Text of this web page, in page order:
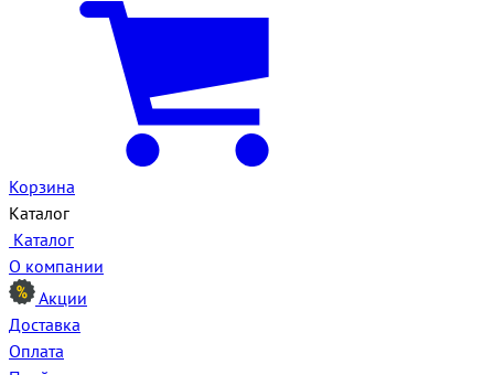
Корзина
Каталог
Каталог
О компании
Акции
Доставка
Оплата